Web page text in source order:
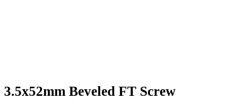
3.5x52mm Beveled FT Screw